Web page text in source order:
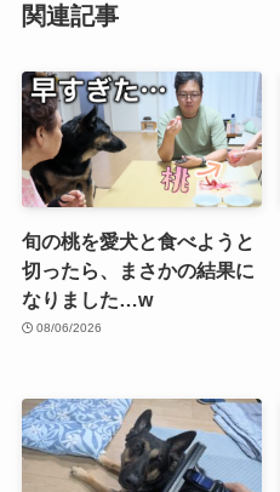
関連記事
旬の桃を愛犬と食べようと
切ったら、まさかの結果に
なりました…w
08/06/2026